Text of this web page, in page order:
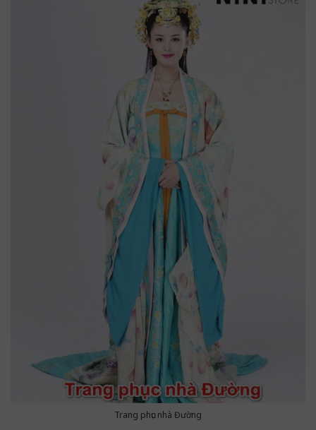
Trang phục nhà Đường